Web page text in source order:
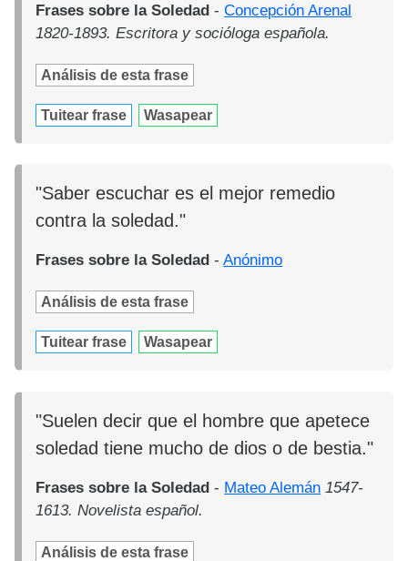
Frases sobre la Soledad -Concepción Arenal
1820-1893. Escritora y socióloga española.
Análisis de esta frase
Tuitear frase Wasapear
"Saber escuchar es el mejor remedio
contra la soledad."
Frases sobre la Soledad -Anónimo
Análisis de esta frase
Tuitear frase Wasapear
"Suelen decir que el hombre que apetece
soledad tiene mucho de dios o de bestia."
Frases sobre la Soledad - Mateo Alemán 1547-
1613. Novelista español.
Análisis de esta frase